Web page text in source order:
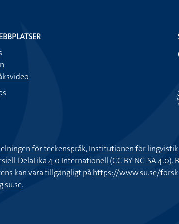
för teckenspråk, Institutionen för
DelaLika 4.0 Internationell (CC BY-NC-SA 4.0).
kan vara tillgängligt på https://www.su.se/
.